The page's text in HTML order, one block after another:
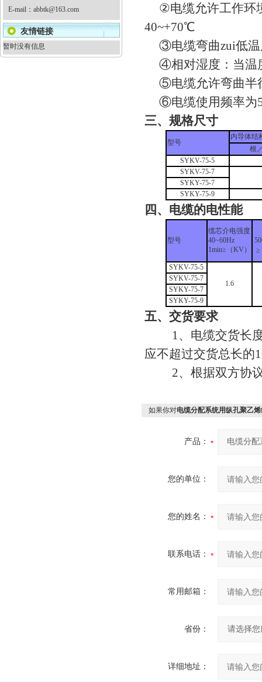
E-mail： abbtk@163.com
友情链接
暂时没有信息
②电缆允许工作环
40~+70℃
③电缆弯曲zui低温
④相对湿度：当温
⑤电缆允许弯曲半
⑥电缆使用频率为
三、规格尺寸
型号
内导体结
根
SYKV-75-5
SYKV-75-7
SYKY-75-7
SYKY-75-9
四、电缆的电性能
型号
缆芯介电强度
40~60Hz
1min≥（KV）
≥
SYKV-75-5
1.6
SYKV-75-7
SYKY-75-7
SYKY-75-9
五、交货要求
1、电缆交货长度
应不超过交货总长的
2、根据双方协议
如果你对电缆分配系统用纵孔聚乙
产品：
您的单位：
您的姓名：
联系电话：
常用邮箱：
省份：
详细地址：